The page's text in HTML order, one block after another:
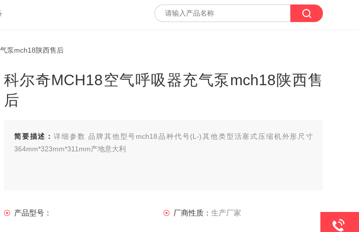
泵mch18陕西售后
科尔奇MCH18空气呼吸器充气泵mch18陕西售
后
简要描述：详细参数 品牌其他型号mch18品种代号(L-)其他类型活塞式压缩机外形尺寸
364mm*323mm*311mm产地意大利
产品型号： 厂商性质： 生产厂家